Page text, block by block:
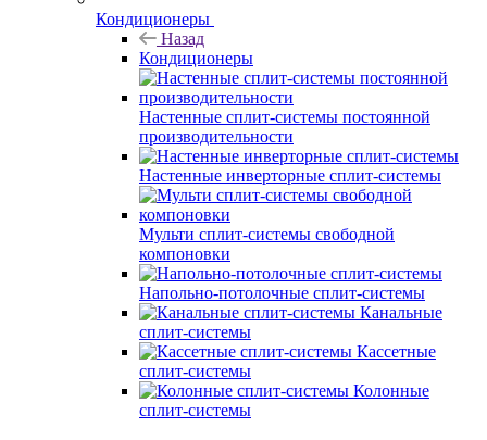
Кондиционеры
Назад
Кондиционеры
Настенные сплит-системы постоянной
производительности
Настенные инверторные сплит-системы
Мульти сплит-системы свободной
компоновки
Напольно-потолочные сплит-системы
Канальные
сплит-системы
Кассетные
сплит-системы
Колонные
сплит-системы